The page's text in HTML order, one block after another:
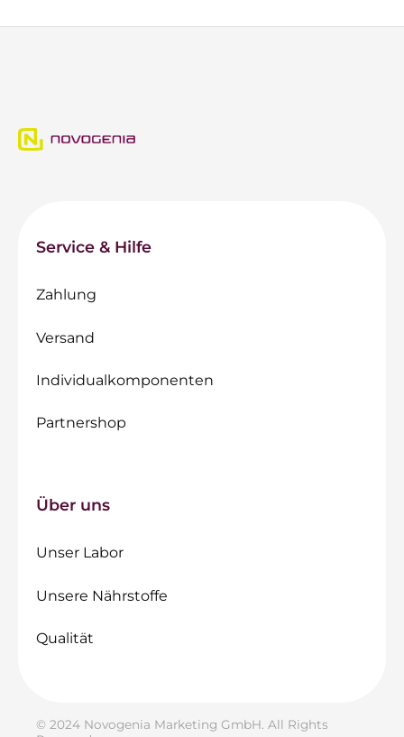
Service & Hilfe
Zahlung
Versand
Individualkomponenten
Partnershop
Über uns
Unser Labor
Unsere Nährstoffe
Qualität
© 2024 Novogenia Marketing GmbH. All Rights